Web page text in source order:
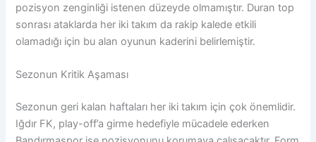
pozisyon zenginliği istenen düzeyde olmamıştır. Duran top
sonrası ataklarda her iki takım da rakip kalede etkili
olamadığı için bu alan oyunun kaderini belirlemiştir.
Sezonun Kritik Aşaması
Sezonun geri kalan haftaları her iki takım için çok önemlidir.
Iğdır FK, play-off’a girme hedefiyle mücadele ederken